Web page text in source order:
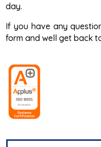
day.
If you have any
form and well get back